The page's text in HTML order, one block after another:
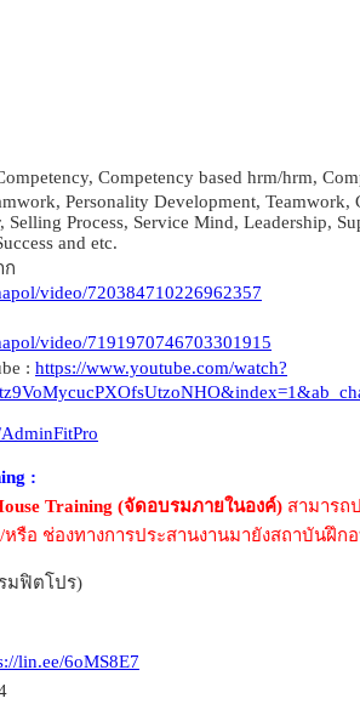
Competency based hrm/hrm,
Personality Development, Teamwork,
Process, Service Mind, Leadership,
and etc.
ก
video/720384710226962357
video/7191970746703301915
: https://www.youtube.com/watch?
:
Training (จัดอบรมภายในองค์) สามารถ
อ ช่องทางการประสานงานมายังสถาบันฝึก
มฟิตโปร)
lin.ee/6oMS8E7